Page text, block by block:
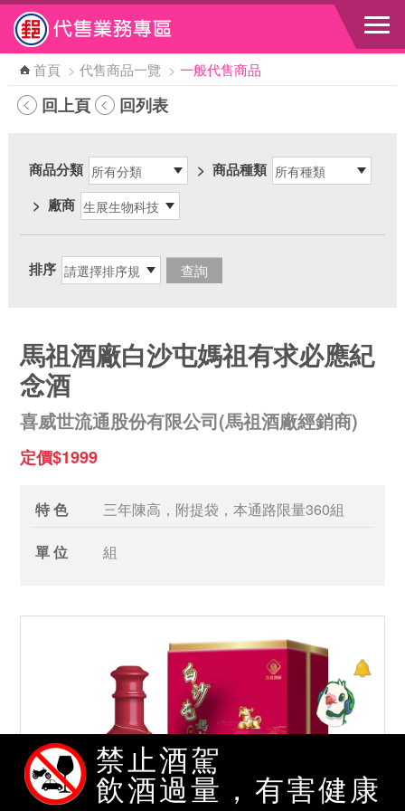
跳到主要內容區塊
首頁 > 代售商品一覽 > 一般代售商品
回上頁 回列表
商品分類 > 商品種類
> 廠商
排序
馬祖酒廠白沙屯媽祖有求必應紀
念酒
喜威世流通股份有限公司(馬祖酒廠經銷商)
定價$1999
特 色 三年陳高，附提袋，本通路限量360組
單 位 組
禁止酒駕
飲酒過量，有害健康